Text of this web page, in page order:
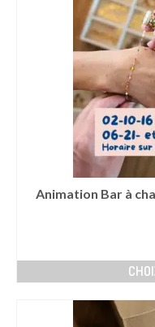
Animation Bar à